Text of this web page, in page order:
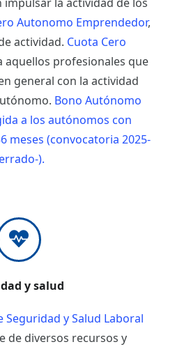
Autonomo Emprendedor,
actividad. Cuota Cero
aquellos profesionales que
general con la actividad
Bono Autónomo
a los autónomos con
meses (convocatoria 2025-
).
y salud
Seguridad y Salud Laboral
de diversos recursos y